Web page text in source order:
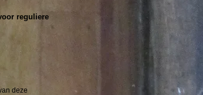
reguliere
deze